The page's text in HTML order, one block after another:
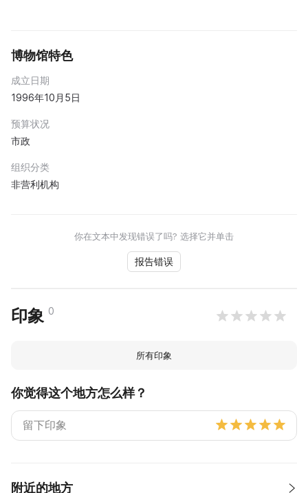
博物馆特色
成立日期
1996年10月5日
预算状况
市政
组织分类
非营利机构
你在文本中发现错误了吗? 选择它并单击
报告错误
印象 0
所有印象
你觉得这个地方怎么样？
附近的地方